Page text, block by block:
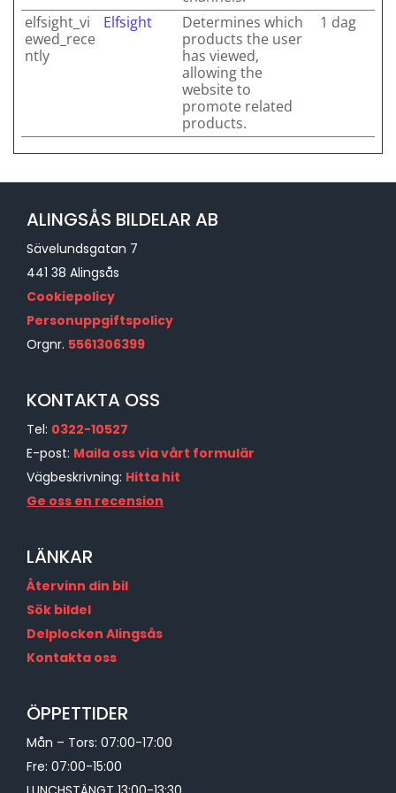
elfsight_vi
ewed_rece
ntly
Elfsight
Determines which
products the user
has viewed,
allowing the
website to
promote related
products.
1 dag
ALINGSÅS BILDELAR AB
Sävelundsgatan 7
441 38 Alingsås
Cookiepolicy
Personuppgiftspolicy
Orgnr. 5561306399
KONTAKTA OSS
Tel: 0322-10527
E-post: Maila oss via vårt formulär
Vägbeskrivning: Hitta hit
Ge oss en recension
LÄNKAR
Återvinn din bil
Sök bildel
Delplocken Alingsås
Kontakta oss
ÖPPETTIDER
Mån – Tors: 07:00-17:00
Fre: 07:00-15:00